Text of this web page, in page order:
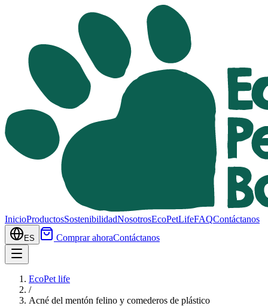
InicioProductosSostenibilidadNosotrosEcoPetLifeFAQContáctanos
ES Comprar ahoraContáctanos
EcoPet life
/
Acné del mentón felino y comederos de plástico